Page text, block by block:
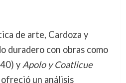
de arte, Cardoza y
duradero con obras como
y Apolo y Coatlicue
un análisis